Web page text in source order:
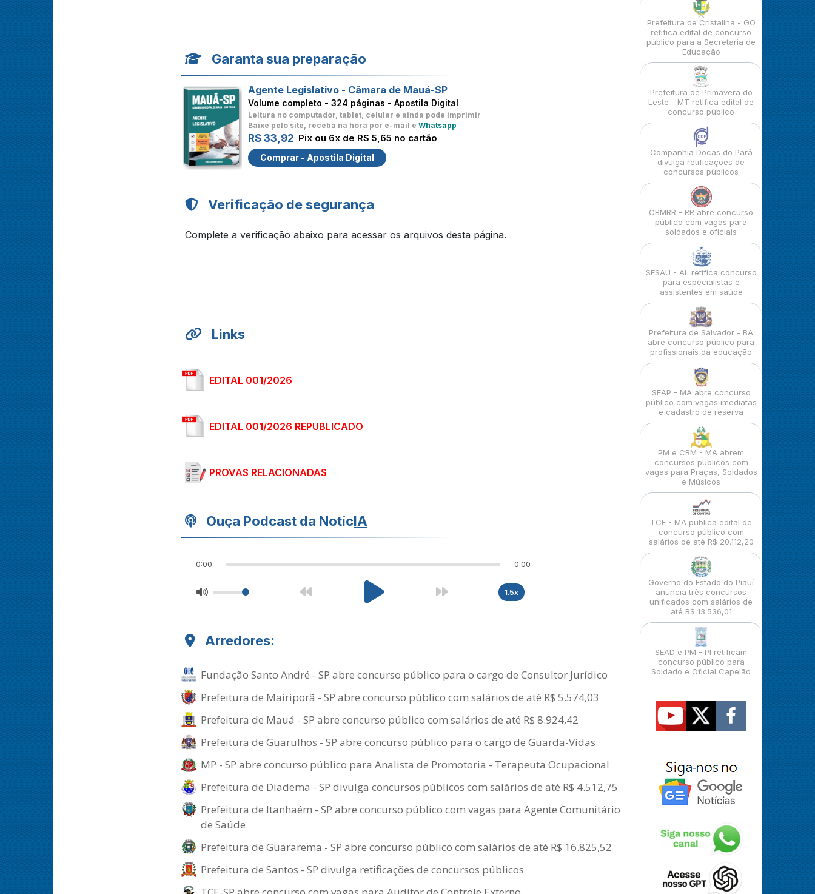
Garanta sua preparação
Agente Legislativo - Câmara de Mauá-SP
Volume completo - 324 páginas - Apostila Digital
Leitura no computador, tablet, celular e ainda pode imprimir
Baixe pelo site, receba na hora por e-mail e Whatsapp
R$ 33,92 Pix ou 6x de R$ 5,65 no cartão
Comprar - Apostila Digital
Verificação de segurança
Complete a verificação abaixo para acessar os arquivos desta página.
Links
EDITAL 001/2026
EDITAL 001/2026 REPUBLICADO
PROVAS RELACIONADAS
Ouça Podcast da NotícIA
0:00 0:00
1.5x
Arredores:
Fundação Santo André - SP abre concurso público para o cargo de Consultor Jurídico
Prefeitura de Mairiporã - SP abre concurso público com salários de até R$ 5.574,03
Prefeitura de Mauá - SP abre concurso público com salários de até R$ 8.924,42
Prefeitura de Guarulhos - SP abre concurso público para o cargo de Guarda-Vidas
MP - SP abre concurso público para Analista de Promotoria - Terapeuta Ocupacional
Prefeitura de Diadema - SP divulga concursos públicos com salários de até R$ 4.512,75
Prefeitura de Itanhaém - SP abre concurso público com vagas para Agente Comunitário
de Saúde
Prefeitura de Guararema - SP abre concurso público com salários de até R$ 16.825,52
Prefeitura de Santos - SP divulga retificações de concursos públicos
Prefeitura de Cristalina - GO
retifica edital de concurso
público para a Secretaria de
Educação
Prefeitura de Primavera do
Leste - MT retifica edital de
concurso público
Companhia Docas do Pará
divulga retificações de
concursos públicos
CBMRR - RR abre concurso
público com vagas para
soldados e oficiais
SESAU - AL retifica concurso
para especialistas e
assistentes em saúde
Prefeitura de Salvador - BA
abre concurso público para
profissionais da educação
SEAP - MA abre concurso
público com vagas imediatas
e cadastro de reserva
PM e CBM - MA abrem
concursos públicos com
vagas para Praças, Soldados
e Músicos
TCE - MA publica edital de
concurso público com
salários de até R$ 20.112,20
Governo do Estado do Piauí
anuncia três concursos
unificados com salários de
até R$ 13.536,01
SEAD e PM - PI retificam
concurso público para
Soldado e Oficial Capelão